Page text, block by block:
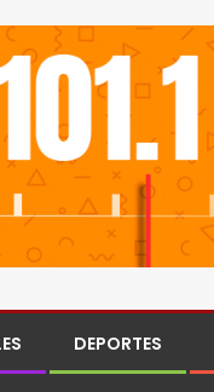
DEPORTES